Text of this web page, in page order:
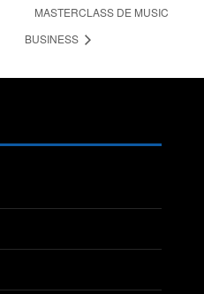
MASTERCLASS DE MUSIC
BUSINESS